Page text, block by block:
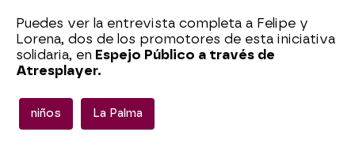
Puedes ver la entrevista completa a Felipe y
Lorena, dos de los promotores de esta iniciativa
solidaria, en Espejo Público a través de
Atresplayer.
niños La Palma